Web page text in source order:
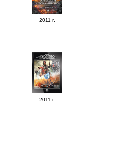
2011 г.
2011 г.